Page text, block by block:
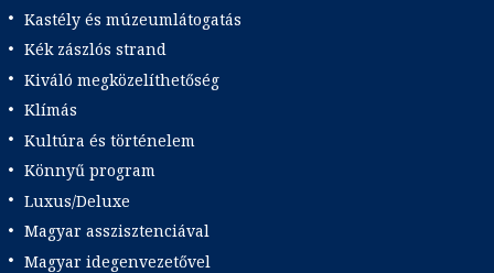
Kastély és múzeumlátogatás
Kék zászlós strand
Kiváló megközelíthetőség
Klímás
Kultúra és történelem
Könnyű program
Luxus/Deluxe
Magyar asszisztenciával
Magyar idegenvezetővel